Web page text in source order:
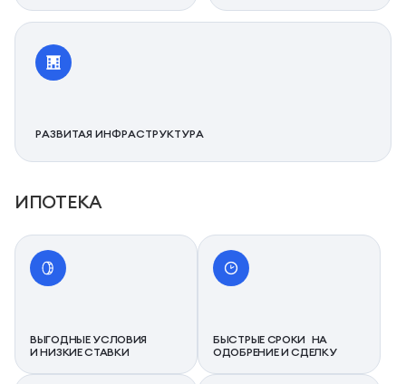
РАЗВИТАЯ ИНФРАСТРУКТУРА
ИПОТЕКА
ВЫГОДНЫЕ УСЛОВИЯ
И НИЗКИЕ СТАВКИ
БЫСТРЫЕ СРОКИ НА
ОДОБРЕНИЕ И СДЕЛКУ